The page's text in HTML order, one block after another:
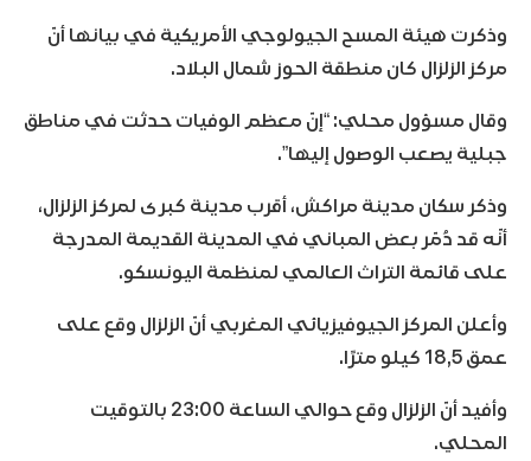
وذكرت هيئة المسح الجيولوجي الأمريكية في بيانها أنّ
مركز الزلزال كان منطقة الحوز شمال البلاد.
وقال مسؤول محلي: “إنّ معظم الوفيات حدثت في مناطق
جبلية يصعب الوصول إليها”.
وذكر سكان مدينة مراكش، أقرب مدينة كبرى لمركز الزلزال،
أنّه قد دُمّر بعض المباني في المدينة القديمة المدرجة
على قائمة التراث العالمي لمنظمة اليونسكو.
وأعلن المركز الجيوفيزيائي المغربي أنّ الزلزال وقع على
عمق 18,5 كيلو مترًا.
وأفيد أنّ الزلزال وقع حوالي الساعة 23:00 بالتوقيت
المحلي.